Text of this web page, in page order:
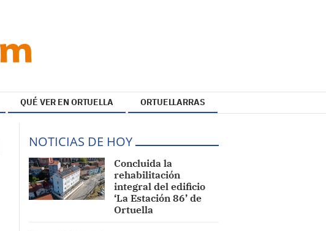
QUÉ VER EN ORTUELLA ORTUELLARRAS
NOTICIAS DE HOY
Concluida la
rehabilitación
integral del edificio
‘La Estación 86’ de
Ortuella